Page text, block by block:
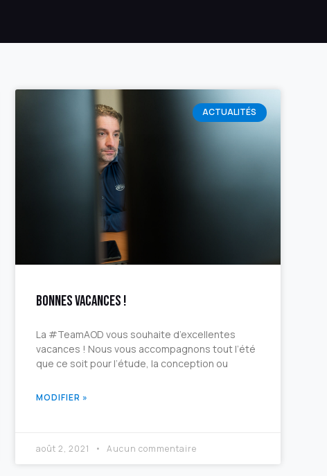
ACTUALITÉS
Bonnes vacances !
La #TeamAOD vous souhaite d’excellentes
vacances ! Nous vous accompagnons tout l’été
que ce soit pour l’étude, la conception ou
MODIFIER »
août 2, 2021 Aucun commentaire